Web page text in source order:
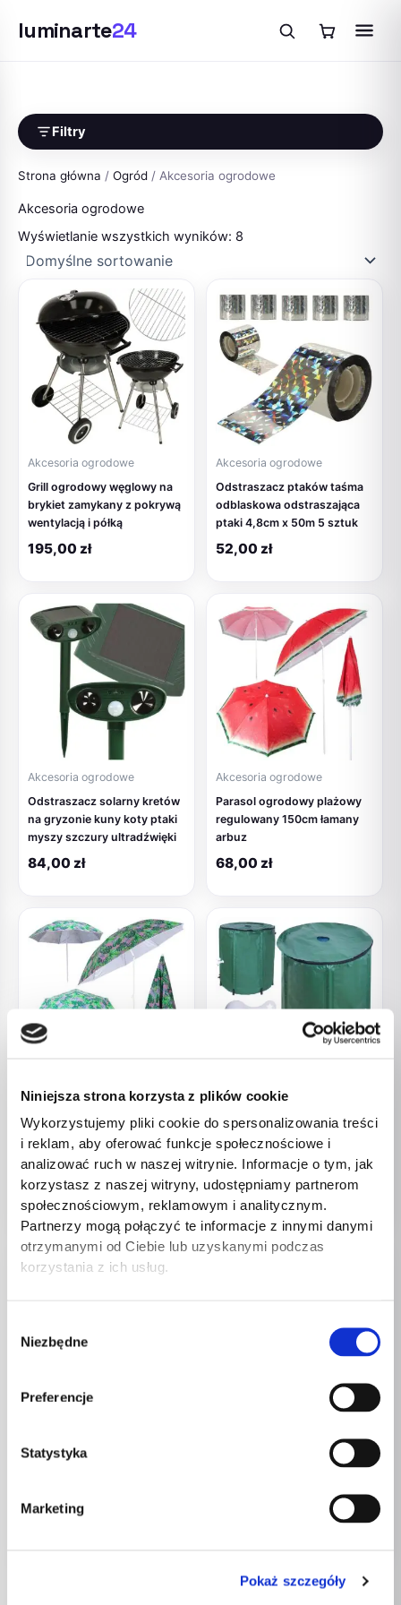
Niniejsza strona korzysta z plików cookie
Wykorzystujemy pliki cookie do spersonalizowania treści
i reklam, aby oferować funkcje społecznościowe i
analizować ruch w naszej witrynie. Informacje o tym, jak
korzystasz z naszej witryny, udostępniamy partnerom
społecznościowym, reklamowym i analitycznym.
Partnerzy mogą połączyć te informacje z innymi danymi
otrzymanymi od Ciebie lub uzyskanymi podczas
korzystania z ich usług.
zgody
Niezbędne
Preferencje
Statystyka
Marketing
Pokaż szczegóły
luminarte24
treści
Filtry
Strona główna / Ogród / Akcesoria ogrodowe
Akcesoria ogrodowe
Wyświetlanie wszystkich wyników: 8
Akcesoria ogrodowe
Grill ogrodowy węglowy na
brykiet zamykany z pokrywą
wentylacją i półką
195,00 zł
Akcesoria ogrodowe
Odstraszacz ptaków taśma
odblaskowa odstraszająca
ptaki 4,8cm x 50m 5 sztuk
52,00 zł
Akcesoria ogrodowe
Odstraszacz solarny kretów
na gryzonie kuny koty ptaki
myszy szczury ultradźwięki
84,00 zł
Akcesoria ogrodowe
Parasol ogrodowy plażowy
regulowany 150cm łamany
arbuz
68,00 zł
Akcesoria ogrodowe
Parasol ogrodowy plażowy
regulowany 150cm łamany
liście
68,00
Akcesoria ogrodowe
Pojemnik zbiornik na
deszczówkę z kranem
beczka na wodę deszczową
składana 200 litrów
239,00zł
Pojemnik zbiornik na
składana 500 litrów
Pokrowiec osłona na grilla